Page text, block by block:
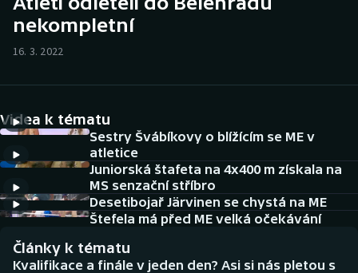
Hokej
Cyklistika
DALŠÍ SPORTY
Americký fotbal
Baseball a softbal
NEPŘEHLÉDNĚTE
Soutěže
nekompletní
16. 3. 2022
Videa k tématu
Sestry Švábíkovy o blížícím se ME v
atletice
Juniorská štafeta na 4x400 m získala na
MS senzační stříbro
Desetibojař Järvinen se chystá na ME
Štefela má před ME velká očekávání
Články k tématu
Kvalifikace a finále v jeden den? Asi si nás pletou s